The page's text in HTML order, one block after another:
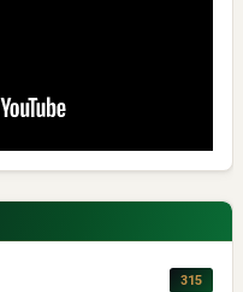
315